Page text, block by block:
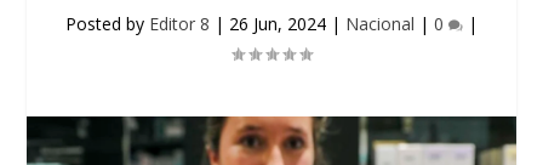
Posted by Editor 8 | 26 Jun, 2024 | Nacional | 0 |